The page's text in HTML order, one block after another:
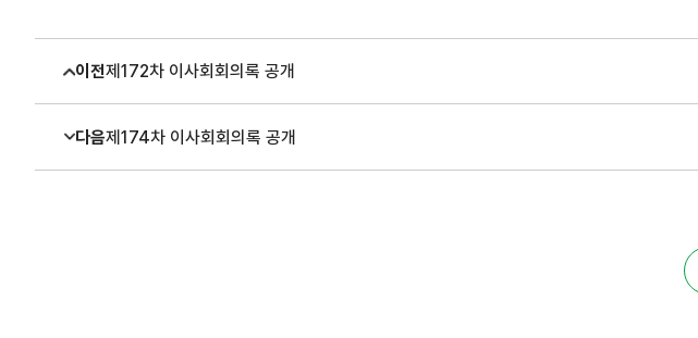
이전제172차 이사회회의록 공개
다음제174차 이사회회의록 공개